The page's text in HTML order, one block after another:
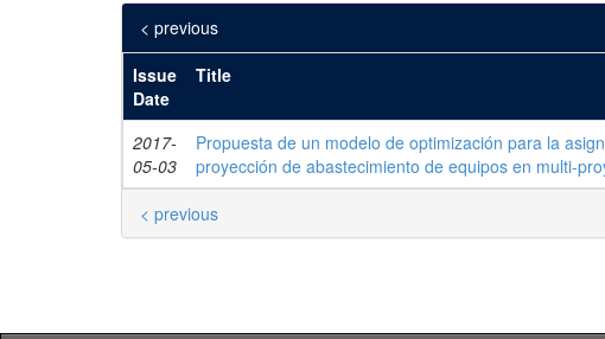
< previous
Issue
Date
Title
2017-
05-03
Propuesta de un modelo de optimización para la
proyección de abastecimiento de equipos en multi-
< previous